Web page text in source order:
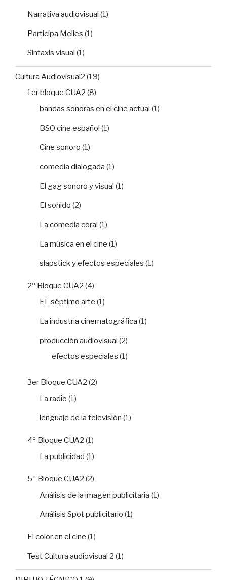
Narrativa audiovisual (1)
Participa Melies (1)
Sintaxis visual (1)
Cultura Audiovisual2 (19)
1er bloque CUA2 (8)
bandas sonoras en el cine actual (1)
BSO cine español (1)
Cine sonoro (1)
comedia dialogada (1)
El gag sonoro y visual (1)
El sonido (2)
La comedia coral (1)
La música en el cine (1)
slapstick y efectos especiales (1)
2º Bloque CUA2 (4)
EL séptimo arte (1)
La industria cinematográfica (1)
producción audiovisual (2)
efectos especiales (1)
3er Bloque CUA2 (2)
La radio (1)
lenguaje de la televisión (1)
4º Bloque CUA2 (1)
La publicidad (1)
5º Bloque CUA2 (2)
Análisis de la imagen publicitaria (1)
Análisis Spot publicitario (1)
El color en el cine (1)
Test Cultura audiovisual 2 (1)